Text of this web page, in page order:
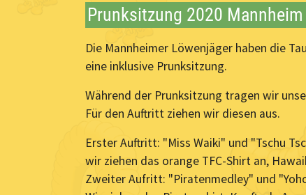
Prunksitzung 2020 Mannheim
Die Mannheimer Löwenjäger haben die
eine inklusive Prunksitzung.
Während der Prunksitzung tragen wir
Für den Auftritt ziehen wir diesen aus.
Erster Auftritt: "Miss Waiki" und "Tschu
wir ziehen das orange TFC-Shirt an,
Zweiter Aufritt: "Piratenmedley" und